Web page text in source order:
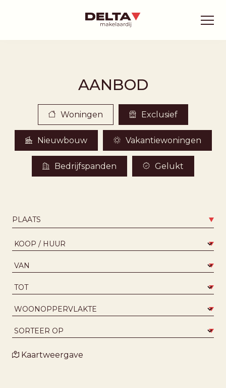
AANBOD
Woningen Exclusief
Nieuwbouw Vakantiewoningen
Bedrijfspanden Gelukt
Kaartweergave